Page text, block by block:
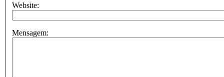
Website:
Mensagem: